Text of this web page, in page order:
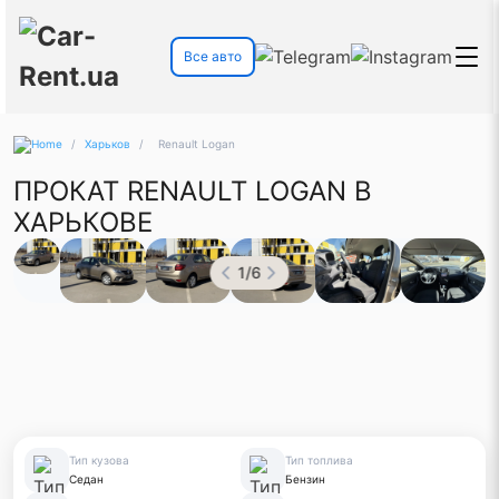
Все авто
/ Харьков / Renault Logan
ПРОКАТ RENAULT LOGAN В
ХАРЬКОВЕ
1/6
Тип кузова
Седан
Тип топлива
Бензин